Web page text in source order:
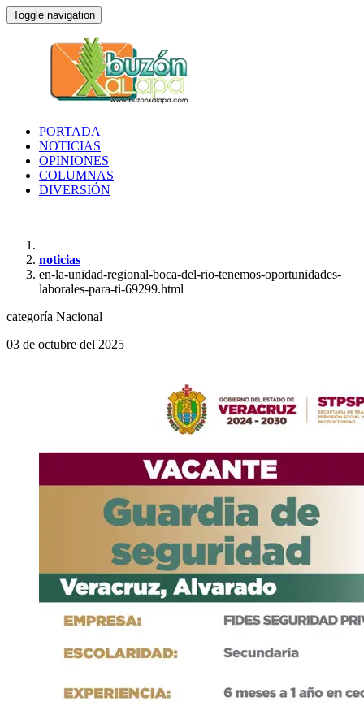
Toggle navigation
PORTADA
NOTICIAS
OPINIONES
COLUMNAS
DIVERSIÓN
noticias
en-la-unidad-regional-boca-del-rio-tenemos-oportunidades-
laborales-para-ti-69299.html
categoría Nacional
03 de octubre del 2025